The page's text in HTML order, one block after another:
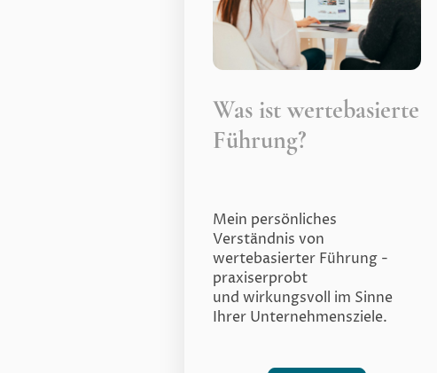
Was ist wertebasierte
Führung?
Mein persönliches
Verständnis von
wertebasierter Führung -
praxiserprobt
und wirkungsvoll im Sinne
Ihrer Unternehmensziele.